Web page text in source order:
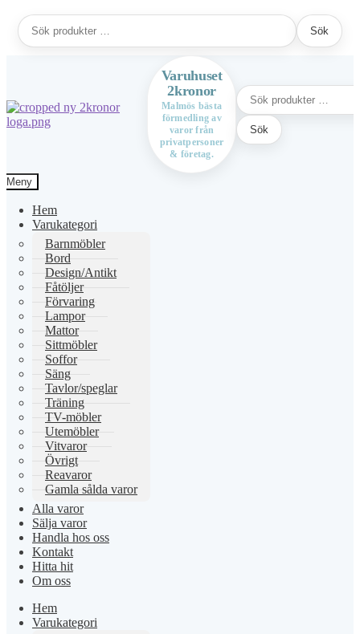
Sök
efter:
Sök
Hoppa
Hoppa
Varuhuset
2kronor
Malmös bästa
förmedling av
varor från
privatpersoner
& företag.
Sök
efter:
Sök
Meny
Hem
Varukategori
Barnmöbler
Bord
Design/Antikt
Fåtöljer
Förvaring
Lampor
Mattor
Sittmöbler
Soffor
Säng
Tavlor/speglar
Träning
TV-möbler
Utemöbler
Vitvaror
Övrigt
Reavaror
Gamla sålda varor
Alla varor
Sälja varor
Handla hos oss
Kontakt
Hitta hit
Om oss
Hem
Varukategori